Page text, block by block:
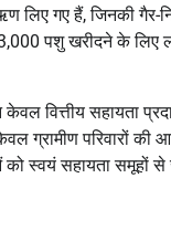
गए हैं, जिनकी गैर-
पशु खरीदने के
वित्तीय सहायता
ग्रामीण परिवारों की
स्वयं सहायता समूहों